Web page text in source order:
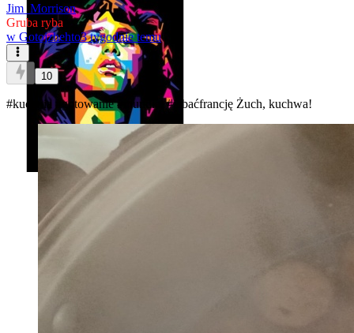
Jim_Morrison
Gruba ryba
w Gotojzhehto3 tygodnie temu
10
#kuchnia #gotowanie #mundial #jebaćfrancję Żuch, kuchwa!